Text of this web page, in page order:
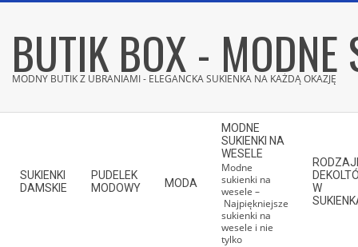
contentBUTIK BOX - MODNE
MODNY BUTIK Z UBRANIAMI - ELEGANCKA SUKIENKA NA KAŻDĄ OKAZJĘ
SUKIENKI
DAMSKIE
PUDELEK
MODOWY
MODA
MODNE
SUKIENKI NA
WESELE
Modne
sukienki na
wesele –
Najpiękniejsze
sukienki na
wesele i nie
tylko
W